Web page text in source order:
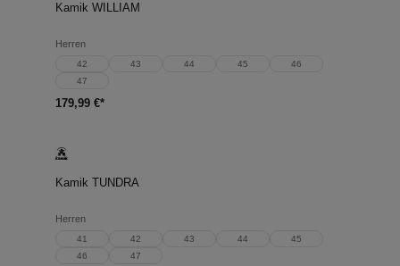
Kamik WILLIAM
Herren
42 43 44 45
46
47
179,99 €*
Kamik TUNDRA
Herren
41 42 43 44
45
46
47